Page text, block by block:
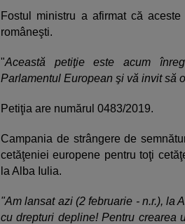
Fostul ministru a afirmat că
româneşti.
"Această petiţie este acum
Parlamentul European şi vă invit să
Petiţia are numărul 0483/2019.
Campania de strângere de
cetăţeniei europene pentru toţi
la Alba Iulia.
"Am lansat azi (2 februarie - n.r.), la
cu drepturi depline! Pentru crearea